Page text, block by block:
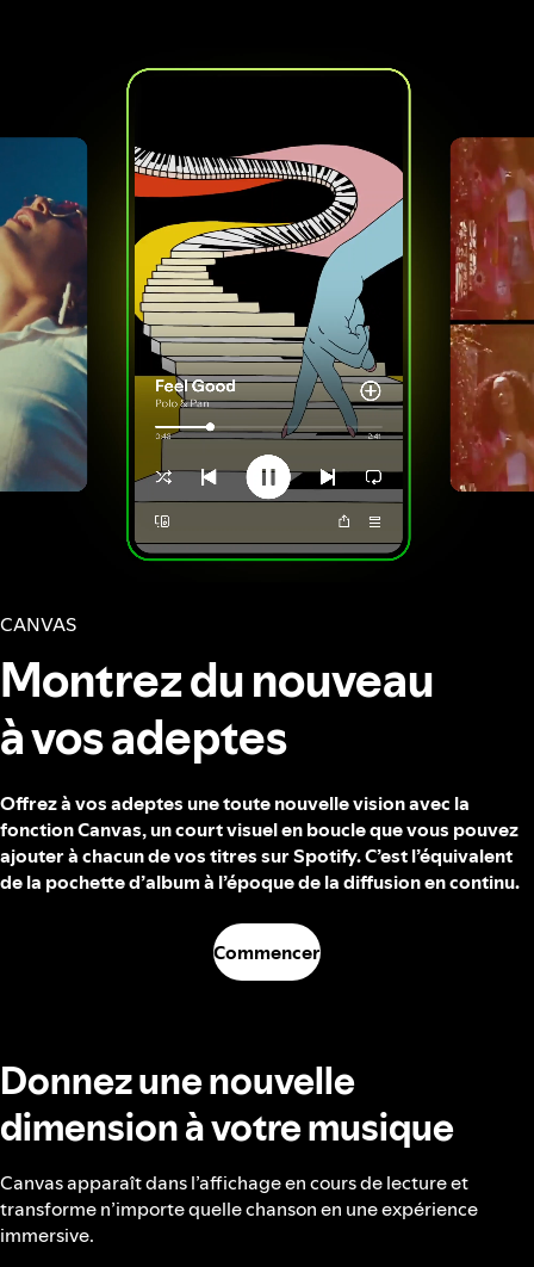
CANVAS
Montrez du nouveau
à vos adeptes
Offrez à vos adeptes une toute nouvelle vision avec la
fonction Canvas, un court visuel en boucle que vous pouvez
ajouter à chacun de vos titres sur Spotify. C’est l’équivalent
de la pochette d’album à l’époque de la diffusion en continu.
Commencer
Donnez une nouvelle
dimension à votre musique
Canvas apparaît dans l’affichage en cours de lecture et
transforme n’importe quelle chanson en une expérience
immersive.